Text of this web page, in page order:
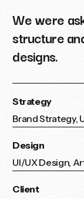
We were
structure
designs.
Strategy
Brand Strategy,
Design
UI/UX Design,
Client